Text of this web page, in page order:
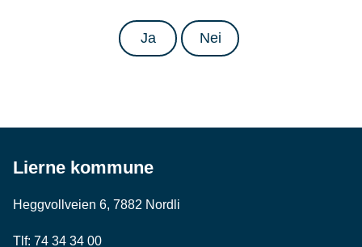
Ja Nei
Lierne kommune
Heggvollveien 6, 7882 Nordli
Tlf: 74 34 34 00